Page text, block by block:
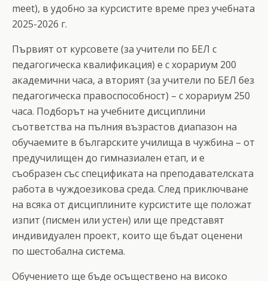
meet), в удобно за курсистите време през учебната
2025-2026 г.
Първият от курсовете (за учители по БЕЛ с
педагогическа квалификация) е с хорариум 200
академични часа, а вторият (за учители по БЕЛ без
педагогическа правоспособност) – с хорариум 250
часа. Подборът на учебните дисциплини
съответства на пълния възрастов диапазон на
обучаемите в българските училища в чужбина – от
предучилищен до гимназиален етап, и е
съобразен със спецификата на преподавателската
работа в чуждоезикова среда. След приключване
на всяка от дисциплините курсистите ще положат
изпит (писмен или устен) или ще представят
индивидуален проект, които ще бъдат оценени
по шестобална система.
Обучението ще бъде осъществено на високо